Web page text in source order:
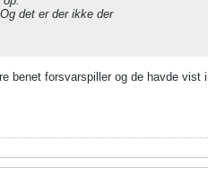
det er der ikke der
forsvarspiller og de havde vist